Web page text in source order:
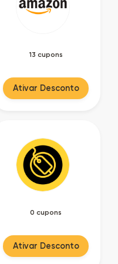
13 cupons
Ativar Desconto
0 cupons
Ativar Desconto